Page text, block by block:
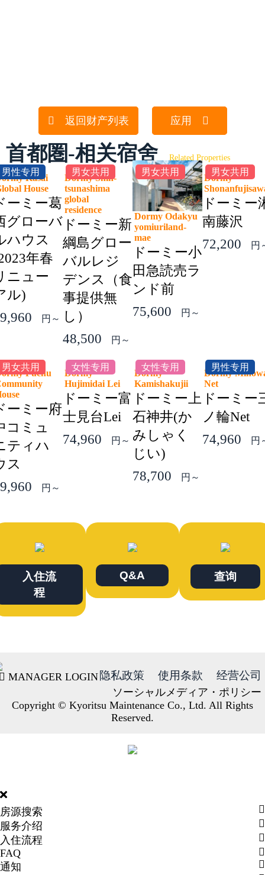
返回财产列表 应用
首都圏-相关宿舍 Related Properties
男性专用
Kasai
House
ーミー葛
グローバ
ハウス
年春
ニュー
ル)
円～
男女共用
Dormy Shin-
tsunashima
global
residence
ドーミー新
綱島グロー
バルレジ
デンス（食
事提供無
し）
48,500
円～
男女共用
Dormy Odakyu
yomiuriland-
mae
ドーミー小
田急読売ラ
ンド前
75,600
円～
男女共用
Dormy
ドーミー
南藤沢
72,200
円
男女共用
Fuchu
ーミー府
コミュ
ティハ
ス
円～
女性专用
Dormy
Hujimidai Lei
ドーミー富
士見台Lei
74,960
円～
女性专用
Dormy
Kamishakujii
ドーミー上
石神井(か
みしゃく
じい)
78,700
円～
男性专用
Dormy
Net
ドーミー
ノ輪Net
74,960
円
入住流
程
Q&A 查询
MANAGER LOGIN 隐私政策 使用条款 经营公司
ソーシャルメディア・ポリシー
Copyright © Kyoritsu Maintenance Co., Ltd. All Rights
Reserved.
房源搜索
服务介绍
入住流程
FAQ
通知